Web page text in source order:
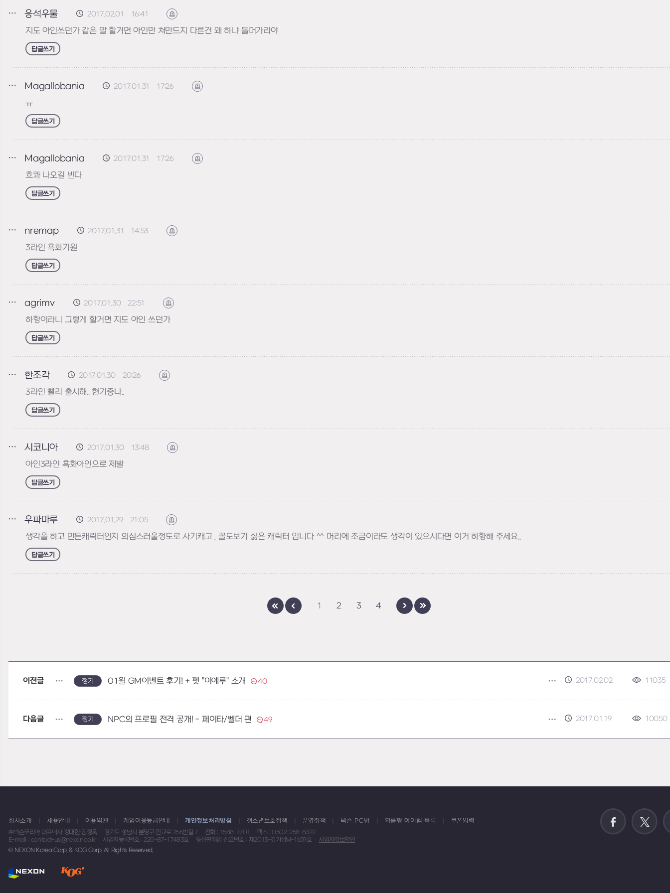
응석우물 2017.02.01 16:41 신고하기
지도 아인쓰던가 같은 말 할거면 아인만 쳐만드지 다른건 왜 하냐 돌머가리야
답글쓰기
Magallobania 2017.01.31 17:26 신고하기
ㅠ
답글쓰기
Magallobania 2017.01.31 17:26 신고하기
흐콰 나오길 빈다
답글쓰기
nremap 2017.01.31 14:53 신고하기
3라인 흑화기원
답글쓰기
agrimv 2017.01.30 22:51 신고하기
하향이라니 그렇게 할거면 지도 아인 쓰던가
답글쓰기
한조각 2017.01.30 20:26 신고하기
3라인 빨리 출시해.. 현기증나..
답글쓰기
시코니아 2017.01.30 13:48 신고하기
아인3라인 흑화아인으로 제발
답글쓰기
우파마루 2017.01.29 21:05 신고하기
생각을 하고 만든캐릭터인지 의심스러울정도로 사기캐고 , 꼴도보기 싫은 캐릭터 입니다 ^^ 머리에 조금이라도 생각이 있으시다면 이거 하향해 주세요..
답글쓰기
1 2 3 4
이전글 정기 01월 GM이벤트 후기! + 펫 "이에루" 소개 40 2017.02.02 11035
다음글 정기 NPC의 프로필 전격 공개! - 페이타/벨더 편 49 2017.01.19 10050
회사소개 채용안내 이용약관 게임이용등급안내 개인정보처리방침 청소년보호정책 운영정책 넥슨 PC방 확률형 아이템 목록
쿠폰입력
㈜넥슨코리아 대표이사 강대현·김정욱
경기도 성남시 분당구 판교로 256번길 7 전화 : 1588-7701
팩스 : 0502-258-8322
E-mail : contact-us@nexon.co.kr
사업자등록번호 : 220-87-17483호 통신판매업 신고번호 : 제2013-경기성남-1659호
사업자정보확인
© NEXON Korea Corp. & KOG Corp. All Rights Reserved.